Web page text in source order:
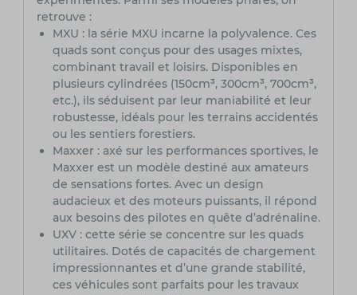
retrouve :
MXU : la série MXU incarne la polyvalence. Ces
quads sont conçus pour des usages mixtes,
combinant travail et loisirs. Disponibles en
plusieurs cylindrées (150cm³, 300cm³, 700cm³,
etc.), ils séduisent par leur maniabilité et leur
robustesse, idéals pour les terrains accidentés
ou les sentiers forestiers.
Maxxer : axé sur les performances sportives, le
Maxxer est un modèle destiné aux amateurs
de sensations fortes. Avec un design
audacieux et des moteurs puissants, il répond
aux besoins des pilotes en quête d’adrénaline.
UXV : cette série se concentre sur les quads
utilitaires. Dotés de capacités de chargement
impressionnantes et d’une grande stabilité,
ces véhicules sont parfaits pour les travaux